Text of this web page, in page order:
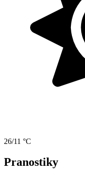
26/11 °C
Pranostiky